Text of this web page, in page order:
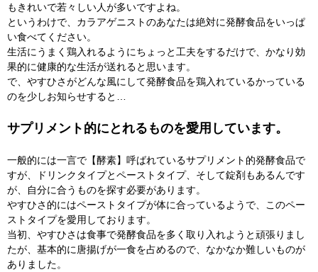
もきれいで若々しい人が多いですよね。
というわけで、カラアゲニストのあなたは絶対に発酵食品をいっぱ
い食べてください。
生活にうまく鶏入れるようにちょっと工夫をするだけで、かなり効
果的に健康的な生活が送れると思います。
で、やすひさがどんな風にして発酵食品を鶏入れているかっている
のを少しお知らせすると…
サプリメント的にとれるものを愛用しています。
一般的には一言で【酵素】呼ばれているサプリメント的発酵食品で
すが、ドリンクタイプとペーストタイプ、そして錠剤もあるんです
が、自分に合うものを探す必要があります。
やすひさ的にはペーストタイプが体に合っているようで、このペー
ストタイプを愛用しております。
当初、やすひさは食事で発酵食品を多く取り入れようと頑張りまし
たが、基本的に唐揚げが一食を占めるので、なかなか難しいものが
ありました。